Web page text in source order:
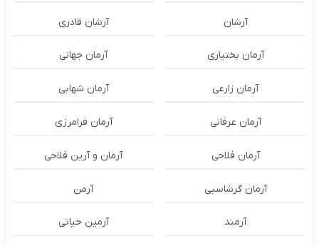
آرشان آرشان قادری
آرمان بختیاری آرمان جهانی
آرمان زارعی آرمان شهابی
آرمان عرفانی آرمان فرامرزی
آرمان فلاحی آرمان و آرین فلاحی
آرمان گرشاسبی آرمن
آرمند آرمین حیاتی